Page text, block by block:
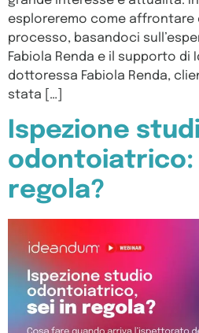
esploreremo come
processo, basandoci
Fabiola Renda e il supporto di
dottoressa Fabiola Renda,
stata […]
Ispezione
odontoiatrico:
regola?